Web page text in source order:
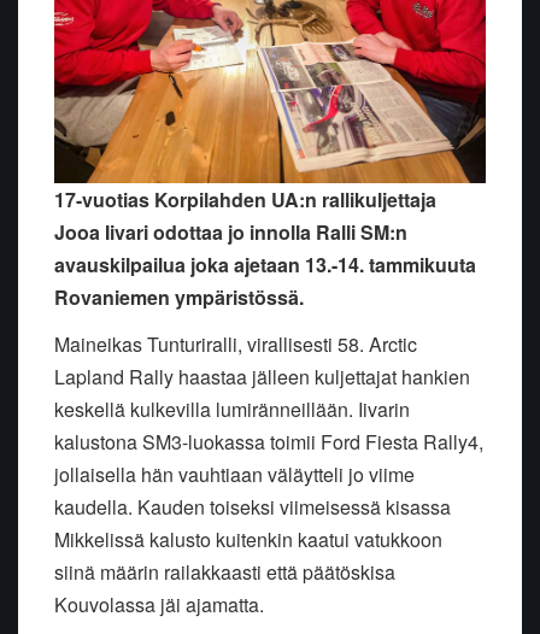
17-vuotias Korpilahden UA:n rallikuljettaja
Jooa Iivari odottaa jo innolla Ralli SM:n
avauskilpailua joka ajetaan 13.-14. tammikuuta
Rovaniemen ympäristössä.
Maineikas Tunturiralli, virallisesti 58. Arctic
Lapland Rally haastaa jälleen kuljettajat hankien
keskellä kulkevilla lumiränneillään. Iivarin
kalustona SM3-luokassa toimii Ford Fiesta Rally4,
jollaisella hän vauhtiaan väläytteli jo viime
kaudella. Kauden toiseksi viimeisessä kisassa
Mikkelissä kalusto kuitenkin kaatui vatukkoon
siinä määrin railakkaasti että päätöskisa
Kouvolassa jäi ajamatta.